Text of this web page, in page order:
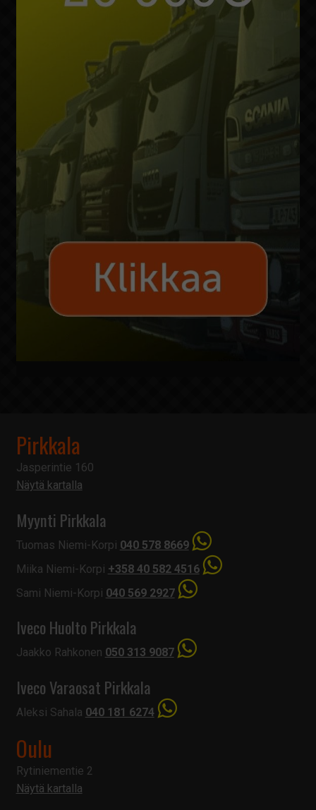
Pirkkala
Jasperintie 160
Näytä kartalla
Myynti Pirkkala
Tuomas Niemi-Korpi 040 578 8669
Miika Niemi-Korpi +358 40 582 4516
Sami Niemi-Korpi 040 569 2927
Iveco Huolto Pirkkala
Jaakko Rahkonen 050 313 9087
Iveco Varaosat Pirkkala
Aleksi Sahala 040 181 6274
Oulu
Rytiniementie 2
Näytä kartalla